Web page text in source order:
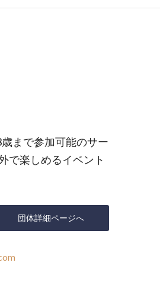
まで参加可能のサー
で楽しめるイベント
団体詳細ページへ